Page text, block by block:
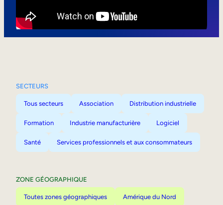
SECTEURS
Tous secteurs Association Distribution industrielle
Formation Industrie manufacturière Logiciel
Santé Services professionnels et aux consommateurs
ZONE GÉOGRAPHIQUE
Toutes zones géographiques Amérique du Nord